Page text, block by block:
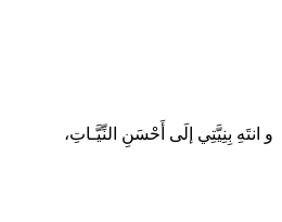
و انتَهِ بِنِيَّتِي إلَى أَحْسَنِ النِّيَّـاتِ،